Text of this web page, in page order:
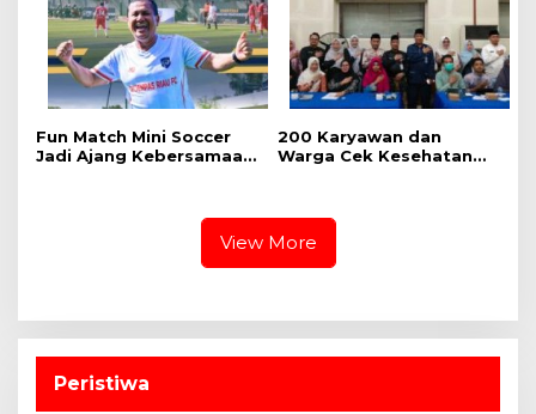
Fun Match Mini Soccer
Jadi Ajang Kebersamaan
‎200 Karyawan dan
Warga Cek Kesehatan
View More
Peristiwa